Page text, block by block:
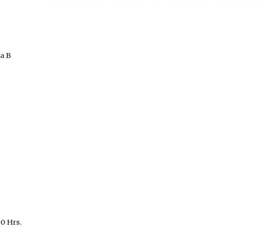
B
Hrs.